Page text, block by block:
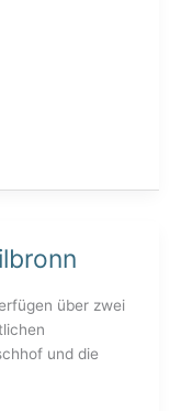
über zwei
und die